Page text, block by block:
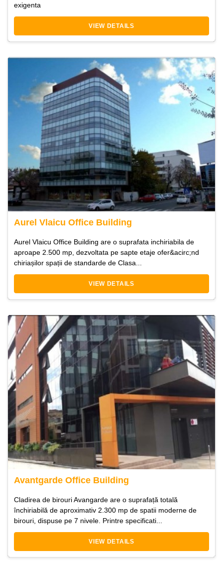
exigenta
VIEW DETAILS
Aurel Vlaicu Office Building
Aurel Vlaicu Office Building are o suprafata inchiriabila de
aproape 2.500 mp, dezvoltata pe sapte etaje ofer&acirc;nd
chiriașilor spații de standarde de Clasa...
VIEW DETAILS
Avantgarde Office Building
Cladirea de birouri Avangarde are o suprafață totală
închiriabilă de aproximativ 2.300 mp de spatii moderne de
birouri, dispuse pe 7 nivele. Printre specificati...
VIEW DETAILS